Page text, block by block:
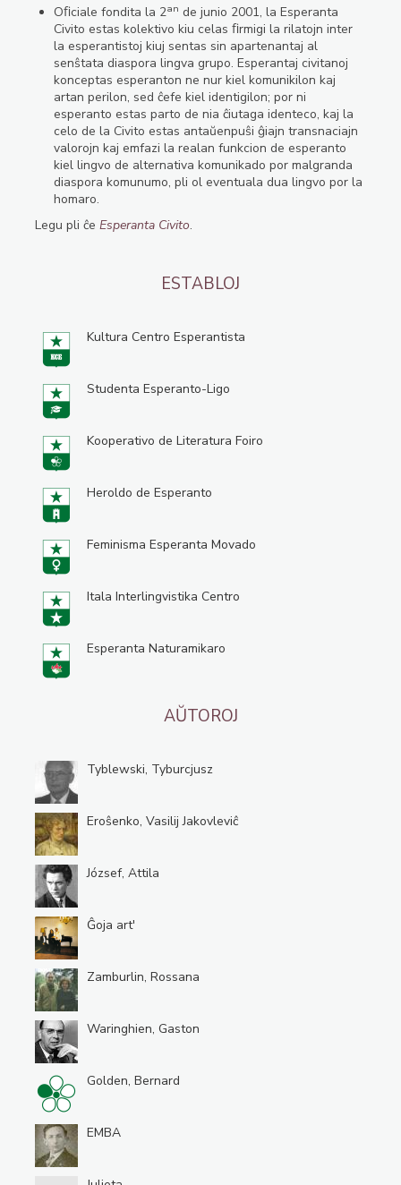
Oﬁciale fondita la 2an de junio 2001, la Esperanta
Civito estas kolektivo kiu celas ﬁrmigi la rilatojn inter
la esperantistoj kiuj sentas sin apartenantaj al
senŝtata diaspora lingva grupo. Esperantaj civitanoj
konceptas esperanton ne nur kiel komunikilon kaj
artan perilon, sed ĉefe kiel identigilon; por ni
esperanto estas parto de nia ĉiutaga identeco, kaj la
celo de la Civito estas antaŭenpuŝi ĝiajn transnaciajn
valorojn kaj emfazi la realan funkcion de esperanto
kiel lingvo de alternativa komunikado por malgranda
diaspora komunumo, pli ol eventuala dua lingvo por la
homaro.
Legu pli ĉe Esperanta Civito.
ESTABLOJ
Kultura Centro Esperantista
Studenta Esperanto-Ligo
Kooperativo de Literatura Foiro
Heroldo de Esperanto
Feminisma Esperanta Movado
Itala Interlingvistika Centro
Esperanta Naturamikaro
AŬTOROJ
Tyblewski, Tyburcjusz
Eroŝenko, Vasilij Jakovleviĉ
József, Attila
Ĝoja art'
Zamburlin, Rossana
Waringhien, Gaston
Golden, Bernard
EMBA